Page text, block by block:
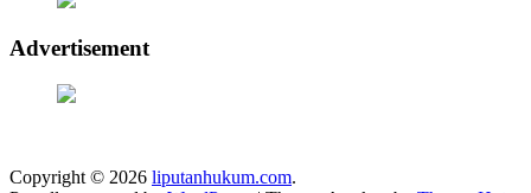
Advertisement
Copyright © 2026 liputanhukum.com.